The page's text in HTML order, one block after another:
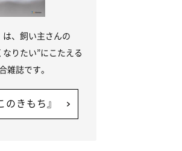
は、飼い主さんの
りたい”にこたえる
雑誌です。
きもち』